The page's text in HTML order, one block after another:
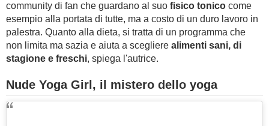
community di fan che guardano al suo fisico tonico come
esempio alla portata di tutte, ma a costo di un duro lavoro in
palestra. Quanto alla dieta, si tratta di un programma che
non limita ma sazia e aiuta a scegliere alimenti sani, di
stagione e freschi, spiega l'autrice.
Nude Yoga Girl, il mistero dello yoga